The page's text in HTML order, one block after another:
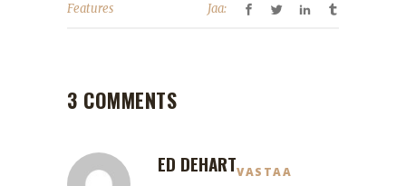
Features Jaa:
3 COMMENTS
ED DEHARTVASTAA